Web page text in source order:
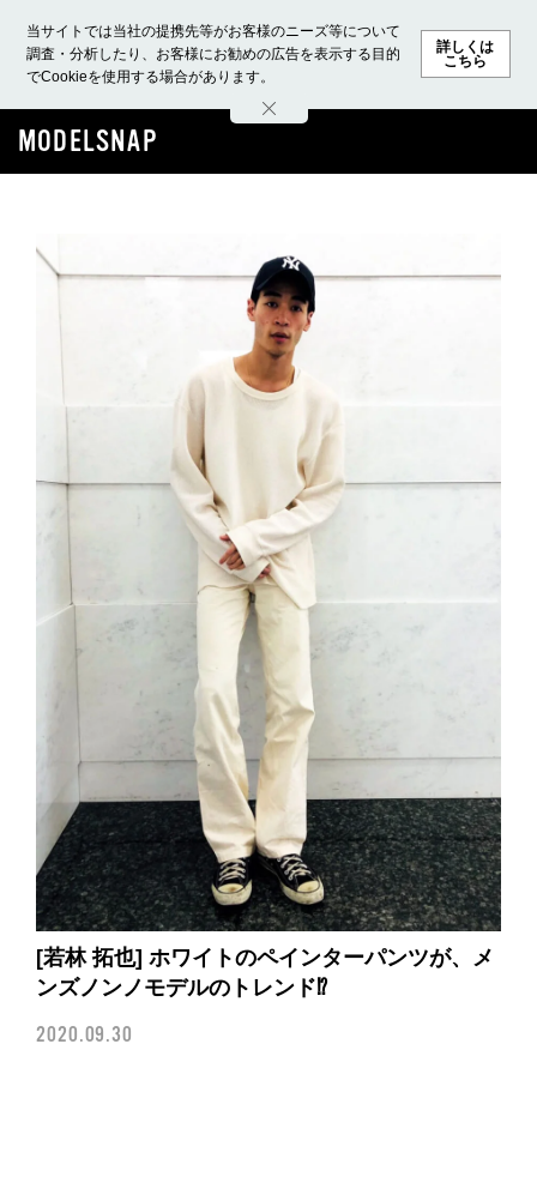
当サイトでは当社の提携先等がお客様のニーズ等について
調査・分析したり、お客様にお勧めの広告を表示する目的
でCookieを使用する場合があります。
詳しくは
こちら
ホーム モデル募集 ランキング ファッション ビューテ
MODELSNAP
[若林 拓也] ホワイトのペインターパンツが、メ
ンズノンノモデルのトレンド⁉︎
2020.09.30